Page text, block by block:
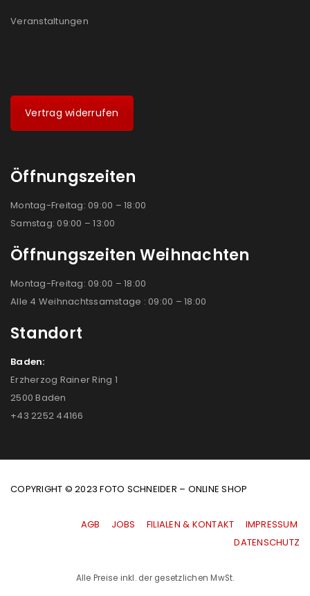
Veranstaltungen
Vertrag widerrufen
Öffnungszeiten
Montag-Freitag: 09:00 – 18:00
Samstag: 09:00 – 13:00
Öffnungszeiten Weihnachten
Montag-Freitag: 09:00 – 18:00
Alle 4 Weihnachtssamstage : 09:00 – 18:00
Standort
Baden:
Erzherzog Rainer Ring 1
2500 Baden
+43 2252 44166
COPYRIGHT © 2023 FOTO SCHNEIDER – ONLINE SHOP
AGB JOBS FILIALEN & KONTAKT
IMPRESSUM
|DATENSCHUTZ
Alle Preise inkl. der gesetzlichen MwSt.